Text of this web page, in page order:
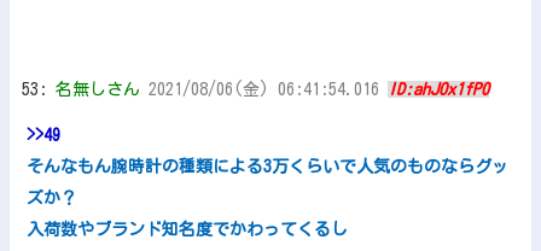
53: 名無しさん 2021/08/06(金) 06:41:54.016 ID:ahJOx1fP0
>>49
そんなもん腕時計の種類による3万くらいで人気のものならグッ
ズか？
入荷数やブランド知名度でかわってくるし